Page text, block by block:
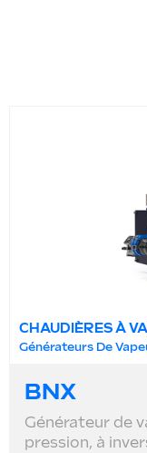
CHAUDIÈRES À
Générateurs De
BNX
Générateur de
pression, à